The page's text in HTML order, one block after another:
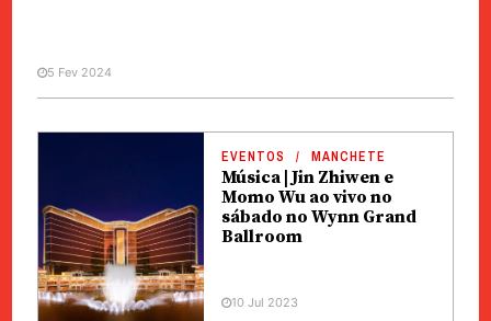
5 Fev 2024
EVENTOS MANCHETE
Música | Jin Zhiwen e
Momo Wu ao vivo no
sábado no Wynn Grand
Ballroom
10 Jul 2023